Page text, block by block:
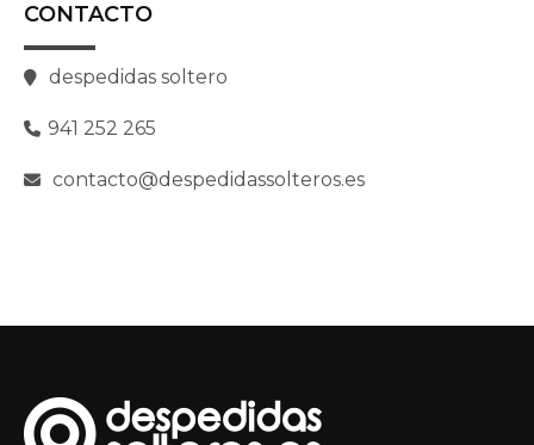
CONTACTO
despedidas soltero
941 252 265
contacto@despedidassolteros.es